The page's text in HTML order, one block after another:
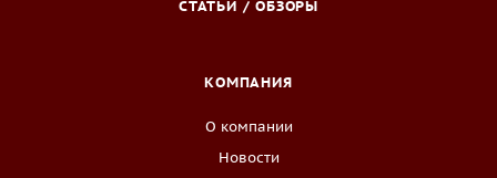
СТАТЬИ / ОБЗОРЫ
КОМПАНИЯ
О компании
Новости